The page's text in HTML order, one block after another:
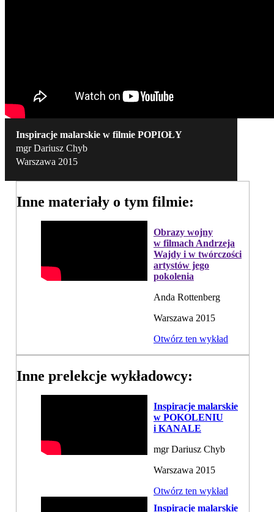
Inspiracje malarskie w filmie POPIOŁY
mgr Dariusz Chyb
Warszawa 2015
Inne materiały o tym filmie:
Obrazy wojny
w filmach Andrzeja
Wajdy i w twórczości
artystów jego
pokolenia
Anda Rottenberg
Warszawa 2015
Otwórz ten wykład
Inne prelekcje wykładowcy:
Inspiracje malarskie
w POKOLENIU
i KANALE
mgr Dariusz Chyb
Warszawa 2015
Otwórz ten wykład
Inspiracje malarskie